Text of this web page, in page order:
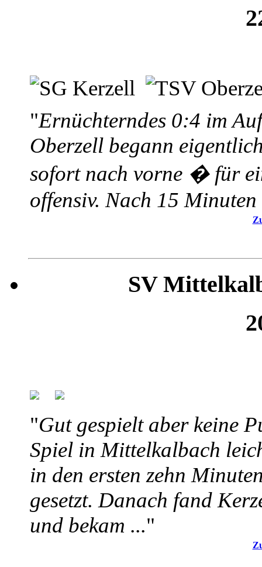
"Ernüchterndes 0:4 im
Oberzell begann
sofort nach vorne � für
offensiv. Nach 15
SV
"Gut gespielt aber keine
Spiel in Mittelkalbach
in den ersten zehn
gesetzt. Danach fand
und bekam ..."